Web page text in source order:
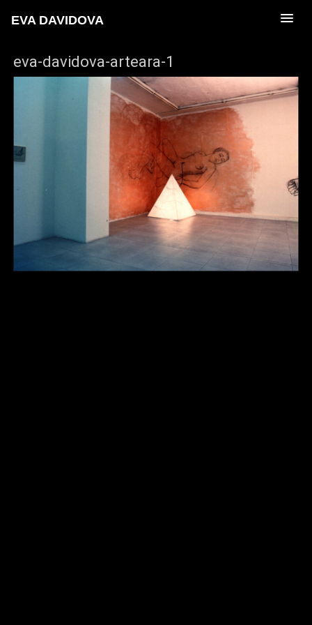
EVA DAVIDOVA
eva-davidova-arteara-1